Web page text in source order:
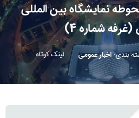
نمایشگاه بین المللی
(غرفه شماره 4)
بندی:اخبار عمومی لینک کوتاه